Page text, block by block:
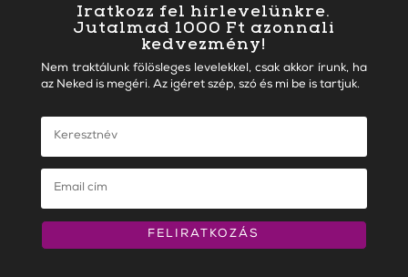
Iratkozz fel hírlevelünkre.
Jutalmad 1000 Ft azonnali
kedvezmény!
Nem traktálunk fölösleges levelekkel, csak akkor írunk, ha
az Neked is megéri. Az igéret szép, szó és mi be is tartjuk.
FELIRATKOZÁS